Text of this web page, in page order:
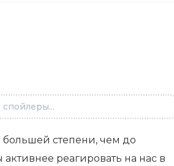
большей степени, чем до
реагировать на нас в